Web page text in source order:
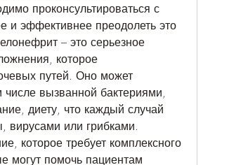
проконсультироваться с
и эффективнее преодолеть это
– это серьезное
которое
путей. Оно может
числе вызванной бактериями,
диету, что каждый случай
вирусами или грибками.
которое требует комплексного
могут помочь пациентам